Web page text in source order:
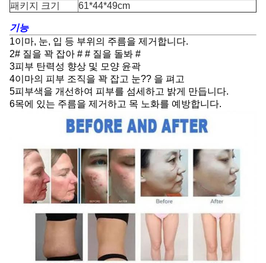
패키지 크기
61*44*49cm
기능
1이마, 눈, 입 등 부위의 주름을 제거합니다.
2# 질을 꽉 잡아 # # 질을 돌봐 #
3피부 탄력성 향상 및 모양 윤곽
4이마의 피부 조직을 꽉 잡고 눈?? 을 펴고
5피부색을 개선하여 피부를 섬세하고 밝게 만듭니다.
6목에 있는 주름을 제거하고 목 노화를 예방합니다.